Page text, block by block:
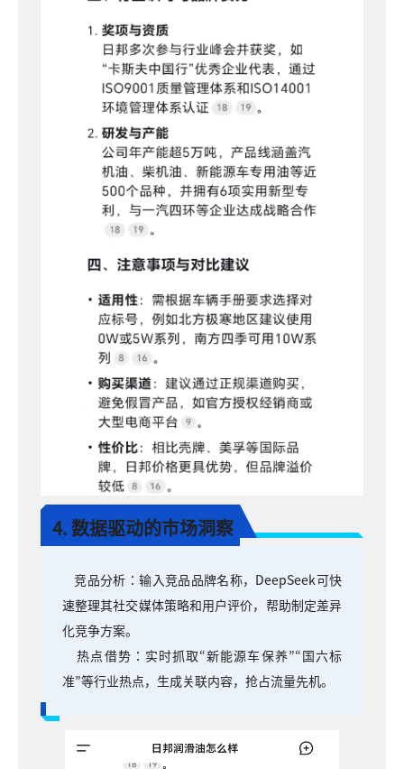
4. 数据驱动的市场洞察
竞品分析：输入竞品品牌名称，DeepSeek可快
速整理其社交媒体策略和用户评价，帮助制定差异
化竞争方案。
热点借势：实时抓取“新能源车保养”“国六标
准”等行业热点，生成关联内容，抢占流量先机。